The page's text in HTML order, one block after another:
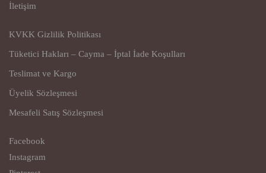
İletişim
KVKK Gizlilik Politikası
Tüketici Hakları – Cayma – İptal İade Koşulları
Teslimat ve Kargo
Üyelik Sözleşmesi
Mesafeli Satış Sözleşmesi
Facebook
Instagram